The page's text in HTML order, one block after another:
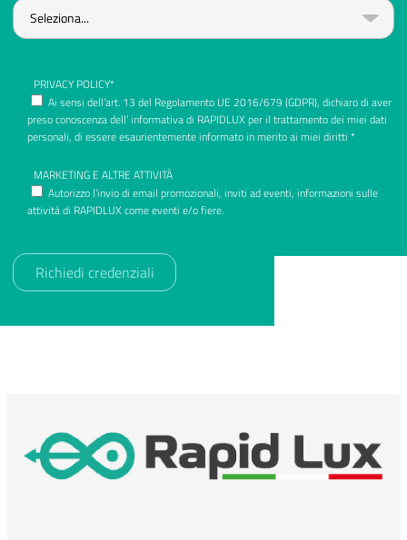
PRIVACY POLICY*
Ai sensi dell’art. 13 del Regolamento UE 2016/679 (GDPR), dichiaro di aver
preso conoscenza dell’ informativa di RAPIDLUX per il trattamento dei miei dati
personali, di essere esaurientemente informato in merito ai miei diritti *
MARKETING E ALTRE ATTIVITÀ
Autorizzo l’invio di email promozionali, inviti ad eventi, informazioni sulle
attività di RAPIDLUX come eventi e/o fiere.